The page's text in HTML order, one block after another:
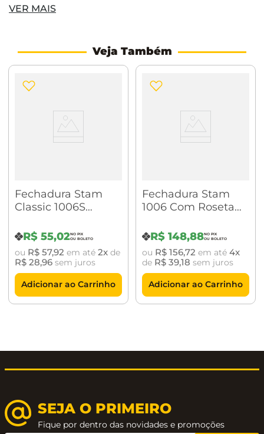
Sempre trazendo a maior segurança. Para você e
seu ambiente. Para você pode sair sem
preocupação.
Indicação de uso: Portas de correr de madeira
Distância de broca: 45 mm
Resistência à corrosão: Grau 3
Acessórios: Tranqueta, chave reserva, rosetas, contra
testa
Roseta: Zamac 5
Testa: Aço ABNT 1010/1020
Linha: Classic;
VER MAIS
Veja Também
Fechadura Stam
Classic 1006S
Roseta Redonda
Antique Brass
R$ 55,02
ou R$ 57,92 em até 2 de
R$ 28,96sem juros
Adicionar ao Carrinho
Fechadura Stam
1006 Com Roseta
Acetinado
R$ 148,88
ou R$ 156,72 em até 4
de R$ 39,18 sem juros
Adicionar ao Carrinho
SEJA O PRIMEIRO
Fique por dentro das novidades e promoções